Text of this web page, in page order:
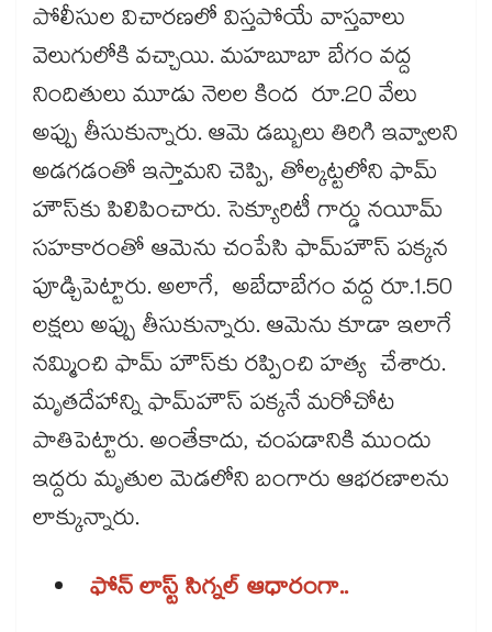
పోలీసుల విచారణలో విస్తపోయే వాస్తవాలు
వెలుగులోకి వచ్చాయి. మహబూబా బేగం వద్ద
నిందితులు మూడు నెలల కింద రూ.20 వేలు
అప్పు తీసుకున్నారు. ఆమె డబ్బులు తిరిగి ఇవ్వాలని
అడగడంతో ఇస్తామని చెప్పి, తోల్కట్టలోని ఫామ్​
హౌస్​కు పిలిపించారు. సెక్యూరిటీ గార్డు నయీమ్​
సహకారంతో ఆమెను చంపేసి ఫామ్​హౌస్ పక్కన
పూడ్చిపెట్టారు. అలాగే, అబేదాబేగం వద్ద రూ.1.50
లక్షలు అప్పు తీసుకున్నారు. ఆమెను కూడా ఇలాగే
నమ్మించి ఫామ్ హౌస్​కు రప్పించి హత్య చేశారు.
మృతదేహాన్ని ఫామ్​హౌస్​ పక్కనే మరోచోట
పాతిపెట్టారు. అంతేకాదు, చంపడానికి ముందు
ఇద్దరు మృతుల మెడలోని బంగారు ఆభరణాలను
లాక్కున్నారు.
ఫోన్ ​లాస్ట్ ​సిగ్నల్ ​ఆధారంగా..